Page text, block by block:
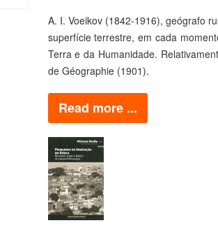
A. I. Voeikov (1842-1916), geógrafo
superfície terrestre, em cada
Terra e da Humanidade.
de Géographie (1901).
Read more ...